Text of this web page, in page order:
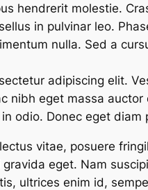
hendrerit molestie.
in pulvinar leo.
nulla. Sed a
adipiscing elit.
nibh eget massa
odio. Donec eget
vitae, posuere
eget. Nam
ultrices enim id,